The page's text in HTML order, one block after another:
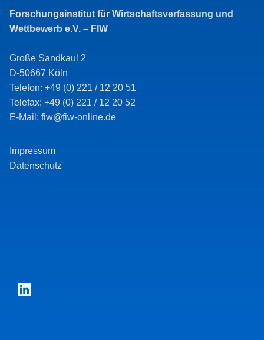
Forschungsinstitut für Wirtschaftsverfassung und
Wettbewerb e.V. – FIW
Große Sandkaul 2
D-50667 Köln
Telefon: +49 (0) 221 / 12 20 51
Telefax: +49 (0) 221 / 12 20 52
E-Mail: fiw@fiw-online.de
Impressum
Datenschutz